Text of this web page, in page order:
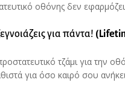
οθόνης δεν
για πάντα! (
τζάμι για την
για όσο καιρό σου